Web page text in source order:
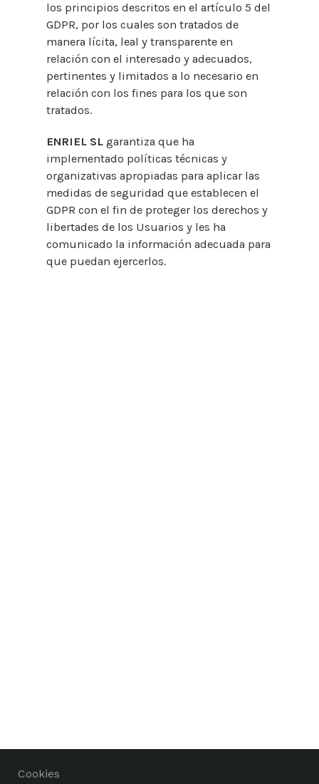
los principios descritos en el artículo 5 del
GDPR, por los cuales son tratados de
manera lícita, leal y transparente en
relación con el interesado y adecuados,
pertinentes y limitados a lo necesario en
relación con los fines para los que son
tratados.
ENRIEL SL garantiza que ha
implementado políticas técnicas y
organizativas apropiadas para aplicar las
medidas de seguridad que establecen el
GDPR con el fin de proteger los derechos y
libertades de los Usuarios y les ha
comunicado la información adecuada para
que puedan ejercerlos.
Cookies